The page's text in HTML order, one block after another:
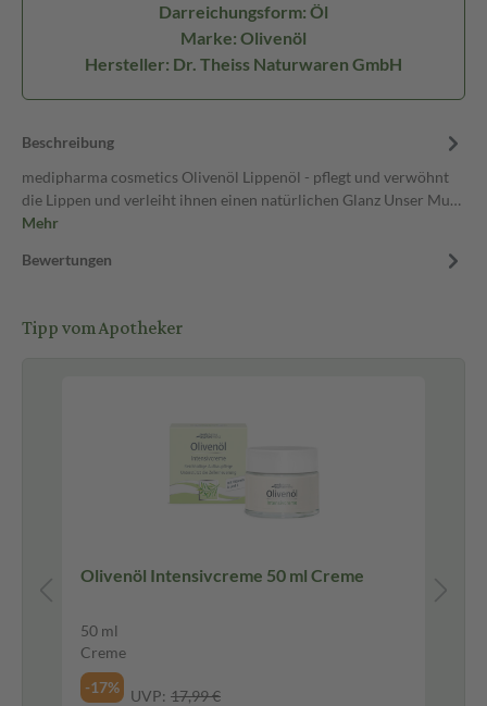
Darreichungsform: Öl
Marke: Olivenöl
Hersteller: Dr. Theiss Naturwaren GmbH
Beschreibung
medipharma cosmetics Olivenöl Lippenöl - pflegt und verwöhnt
die Lippen und verleiht ihnen einen natürlichen Glanz Unser Mu…
Mehr
Bewertungen
Tipp vom Apotheker
Olivenöl Intensivcreme 50 ml Creme
50 ml
Creme
-17%
UVP: 17,99 €